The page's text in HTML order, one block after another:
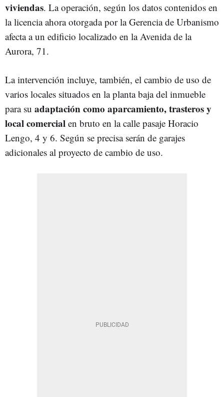
viviendas. La operación, según los datos contenidos en
la licencia ahora otorgada por la Gerencia de Urbanismo
afecta a un edificio localizado en la Avenida de la
Aurora, 71.
La intervención incluye, también, el cambio de uso de
varios locales situados en la planta baja del inmueble
para su adaptación como aparcamiento, trasteros y
local comercial en bruto en la calle pasaje Horacio
Lengo, 4 y 6. Según se precisa serán de garajes
adicionales al proyecto de cambio de uso.